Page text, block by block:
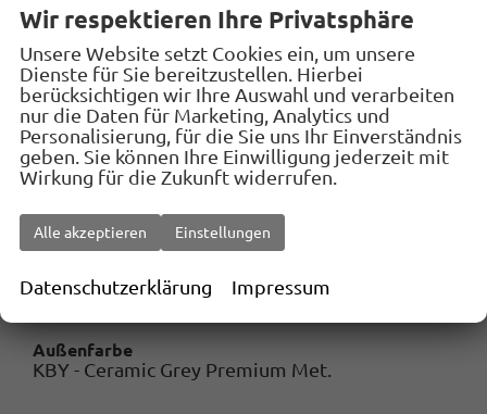
Download
Energiekosten bei 15.000 km pro Jahr:
CO2 Kosten (niedrig) (Kosten Durchschnitt 10 Jahre)
1.296,- €
CO2 Kosten (mittel) (Kosten Durchschnitt 10 Jahre):
3.078,- €
CO2 Kosten (hoch)(Kosten Durchschnitt 10 Jahre):
4.752,- €
Jahressteuer: 135,- €
Außenfarbe
KBY - Ceramic Grey Premium Met.
Wir respektieren Ihre Privatsphäre
Unsere Website setzt Cookies ein, um unsere
Dienste für Sie bereitzustellen. Hierbei
berücksichtigen wir Ihre Auswahl und verarbeiten
nur die Daten für Marketing, Analytics und
Personalisierung, für die Sie uns Ihr Einverständnis
geben. Sie können Ihre Einwilligung jederzeit mit
Wirkung für die Zukunft widerrufen.
Alle akzeptieren Einstellungen
Datenschutzerklärung Impressum